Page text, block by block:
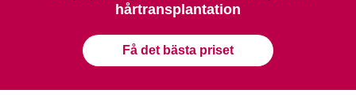
hårtransplantation
Få det bästa priset